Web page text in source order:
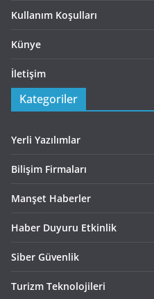
Kullanım Koşulları
Künye
İletişim
Kategoriler
Yerli Yazılımlar
Bilişim Firmaları
Manşet Haberler
Haber Duyuru Etkinlik
Siber Güvenlik
Turizm Teknolojileri